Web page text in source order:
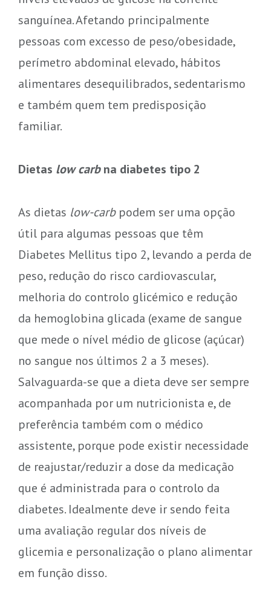
sanguínea. Afetando principalmente
pessoas com excesso de peso/obesidade,
perímetro abdominal elevado, hábitos
alimentares desequilibrados, sedentarismo
e também quem tem predisposição
familiar.
Dietas low carbna diabetes tipo 2
As dietas low-carbpodem ser uma opção
útil para algumas pessoas que têm
Diabetes Mellitus tipo 2, levando a perda de
peso, redução do risco cardiovascular,
melhoria do controlo glicémico e redução
da hemoglobina glicada (exame de sangue
que mede o nível médio de glicose (açúcar)
no sangue nos últimos 2 a 3 meses).
Salvaguarda-se que a dieta deve ser sempre
acompanhada por um nutricionista e, de
preferência também com o médico
assistente, porque pode existir necessidade
de reajustar/reduzir a dose da medicação
que é administrada para o controlo da
diabetes. Idealmente deve ir sendo feita
uma avaliação regular dos níveis de
glicemia e personalização o plano alimentar
em função disso.